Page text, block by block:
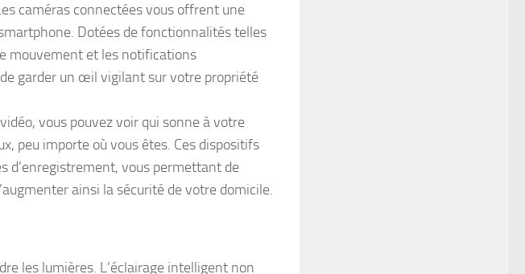
caméras connectées vous offrent une
Dotées de fonctionnalités telles
mouvement et les notifications
garder un œil vigilant sur votre propriété
vous pouvez voir qui sonne à votre
peu importe où vous êtes. Ces dispositifs
d’enregistrement, vous permettant de
ainsi la sécurité de votre domicile.
les lumières. L’éclairage intelligent non